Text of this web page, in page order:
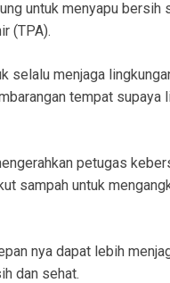
untuk menyapu bersih
(TPA).
selalu menjaga
tempat supaya
petugas
sampah untuk
nya dapat lebih
dan sehat.